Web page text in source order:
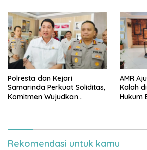
Polresta dan Kejari
Samarinda Perkuat Soliditas,
Komitmen Wujudkan
AMR
Kalah
Hukum
Rekomendasi untuk kamu